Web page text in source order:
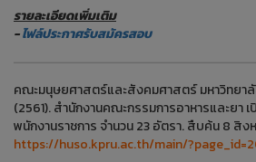
รายละเอียดเพิ่มเติม
-ไฟล์ประกาศรับสมัครสอบ
คณะมนุษยศาสตร์และสังคมศาสตร์ มหาวิทยา
(2561). สำนักงานคณะกรรมการอาหารและยา
พนักงานราชการ จำนวน 23 อัตรา. สืบค้น 8 สิง
https://huso.kpru.ac.th/main/